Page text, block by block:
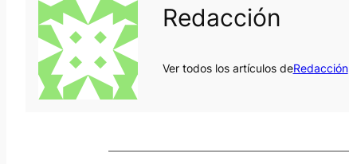
Redacción
Ver todos los artículos deRedacción